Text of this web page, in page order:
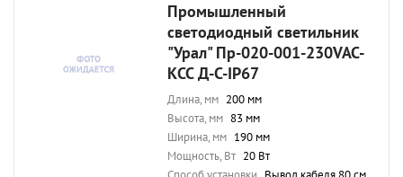
Промышленный
светодиодный светильник
"Урал" Пр-020-001-230VAC-
КСС Д-С-IP67
Длина, мм 200 мм
Высота, мм 83 мм
Ширина, мм 190 мм
Мощность, Вт 20 Вт